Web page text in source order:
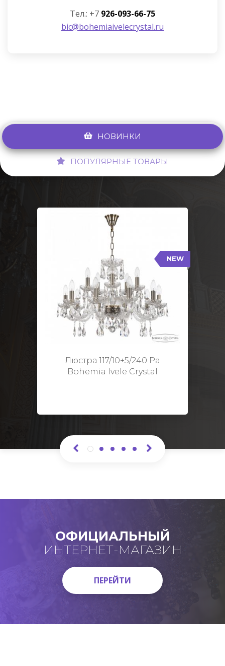
Тел.: +7 926-093-66-75
bic@bohemiaivelecrystal.ru
НОВИНКИ
ПОПУЛЯРНЫЕ ТОВАРЫ
NEW
Люстра 117/10+5/240 Pa
Bohemia Ivele Crystal
117/10+5/240 Pa
Тип: Стеклянный рожок
Цвет арматуры: Патина/
Кол-во ламп: 15
Диаметр: 70 см
ОФИЦИАЛЬНЫЙ
ИНТЕРНЕТ-МАГАЗИН
ПЕРЕЙТИ
ПЕРЕЙТИ